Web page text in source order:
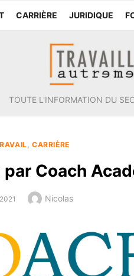
CARRIÈRE JURIDIQUE
TOUTE L'INFORMATION DU
,CARRIÈRE
Coach
Author
Nicolas